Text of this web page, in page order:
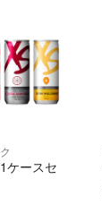
ケースセ